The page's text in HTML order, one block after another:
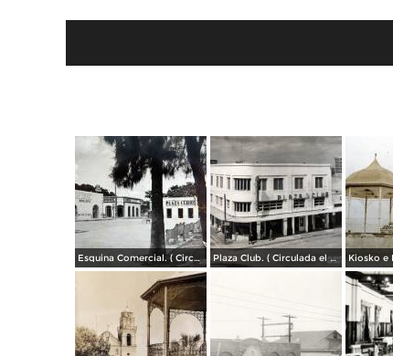
Esquina Comercial. ( Circulada el 21 de Septiembre de 1952 ). Plaza Club. ( Circulada el 21 de Mayo de 1957 ).